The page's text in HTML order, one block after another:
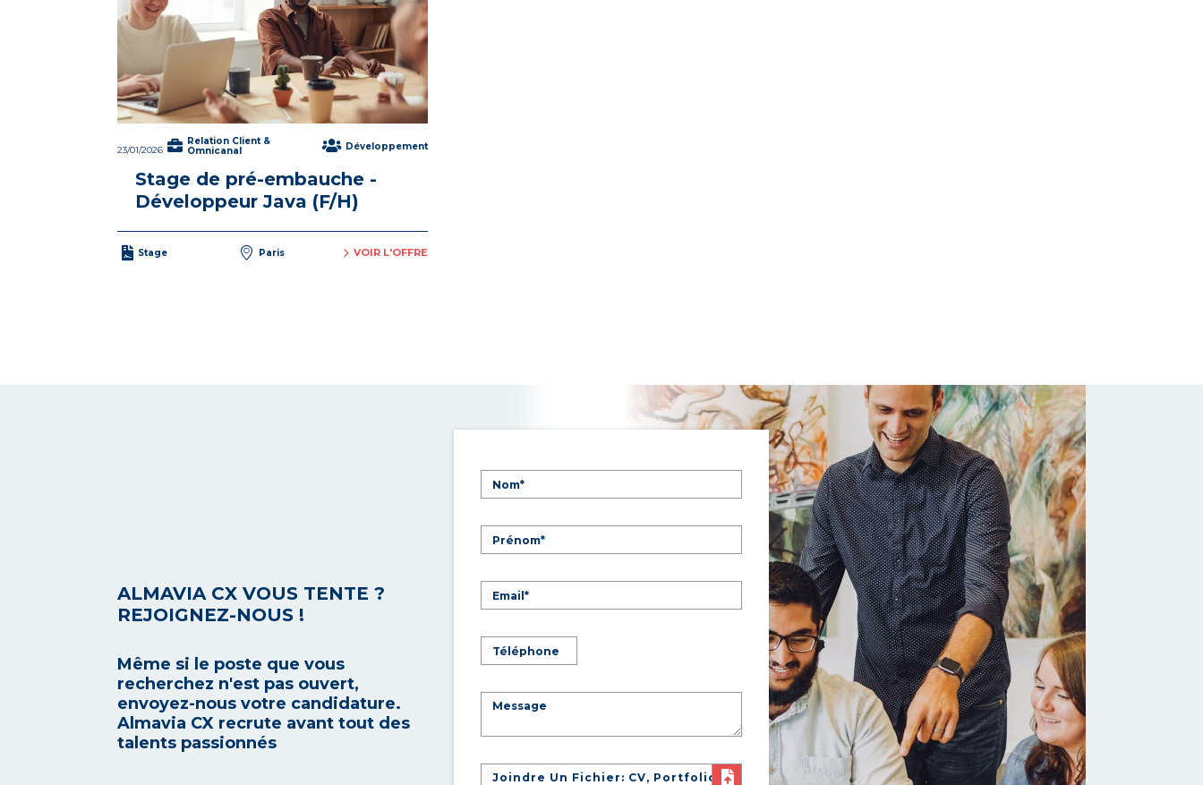
23/01/2026
Relation Client &
Omnicanal
Développement
Stage de pré-embauche -
Développeur Java (F/H)
Stage Paris VOIR L'OFFRE
ALMAVIA CX VOUS TENTE ?
REJOIGNEZ-NOUS !
Même si le poste que vous
recherchez n'est pas ouvert,
envoyez-nous votre candidature.
Almavia CX recrute avant tout des
talents passionnés
Joindre Un Fichier: CV, Portfolio